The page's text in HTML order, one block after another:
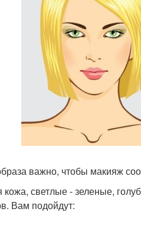
важно, чтобы макияж
кожа, светлые - зеленые,
Вам подойдут: